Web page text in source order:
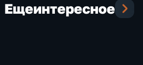
Ещеинтересное